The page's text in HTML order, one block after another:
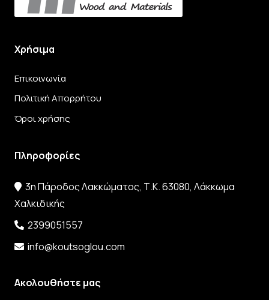
Χρήσιμα
Επικοινωνία
Πολιτική Απορρήτου
Όροι χρήσης
Πληροφορίες
3η Πάροδος Λακκώματος, Τ.Κ. 63080, Λάκκωμα
Χαλκιδικής
2399051557
info@koutsoglou.com
Ακολουθήστε μας